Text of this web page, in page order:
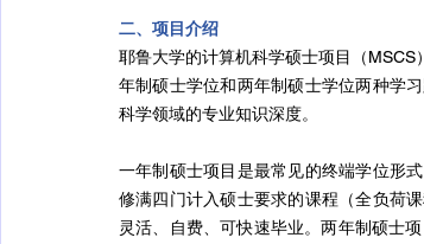
二、项目介绍
耶鲁大学的计算机科学硕士项目（
年制硕士学位和两年制硕士学位两种学
科学领域的专业知识深度。
一年制硕士项目是最常见的终端学位形
修满四门计入硕士要求的课程（全负荷
灵活、自费、可快速毕业。两年制硕士